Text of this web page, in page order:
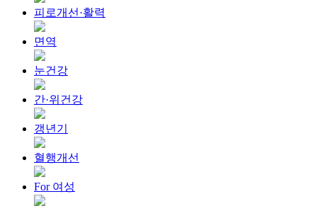
피로개선·활력
면역
눈건강
간·위건강
갱년기
혈행개선
For 여성